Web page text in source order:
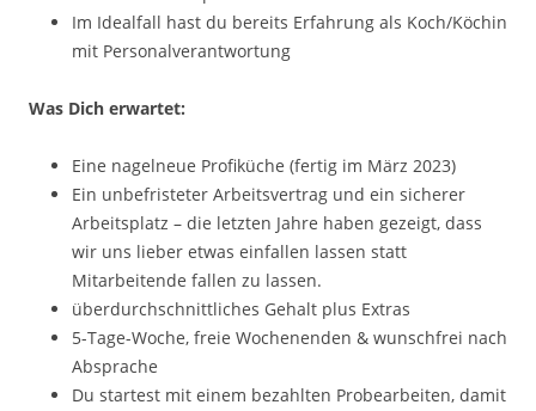
Im Idealfall hast du bereits Erfahrung als Koch/Köchin
mit Personalverantwortung
Was Dich erwartet:
Eine nagelneue Profiküche (fertig im März 2023)
Ein unbefristeter Arbeitsvertrag und ein sicherer
Arbeitsplatz – die letzten Jahre haben gezeigt, dass
wir uns lieber etwas einfallen lassen statt
Mitarbeitende fallen zu lassen.
überdurchschnittliches Gehalt plus Extras
5-Tage-Woche, freie Wochenenden & wunschfrei nach
Absprache
Du startest mit einem bezahlten Probearbeiten, damit